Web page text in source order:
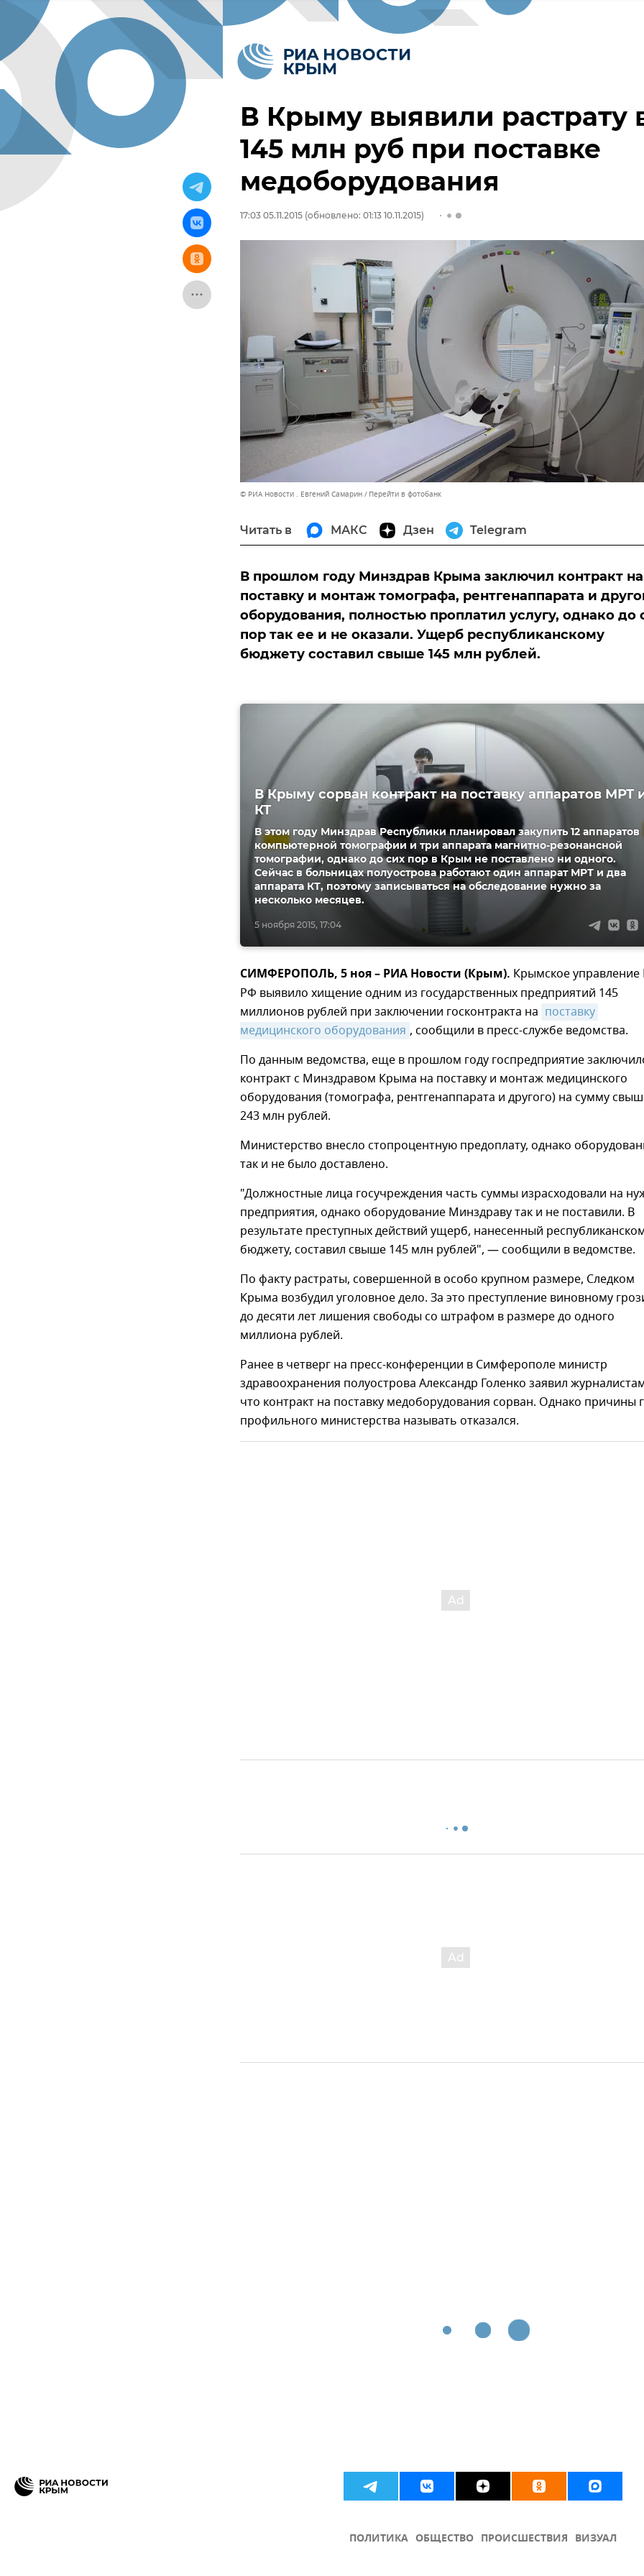
В Крыму выявили растрату
145 млн руб при поставке
медоборудования
17:03 05.11.2015 (обновлено: 01:13 10.11.2015)
© РИА Новости . Евгений Самарин Перейти в фотобанк
Читать в МАКС Дзен Telegram
В прошлом году Минздрав Крыма заключил контракт на
поставку и монтаж томографа, рентгенаппарата и
оборудования, полностью проплатил услугу, однако до
пор так ее и не оказали. Ущерб республиканскому
бюджету составил свыше 145 млн рублей.
5 ноября 2015, 17:04
В Крыму сорван контракт на поставку аппаратов МРТ
КТ
В этом году Минздрав Республики планировал закупить 12 аппаратов
компьютерной томографии и три аппарата магнитно-резонансной
томографии, однако до сих пор в Крым не поставлено ни одного.
Сейчас в больницах полуострова работают один аппарат МРТ и два
аппарата КТ, поэтому записываться на обследование нужно за
несколько месяцев.
СИМФЕРОПОЛЬ, 5 ноя – РИА Новости (Крым). Крымское
РФ выявило хищение одним из государственных предприятий 145
миллионов рублей при заключении госконтракта на поставку
медицинского оборудования , сообщили в пресс-службе ведомства.
По данным ведомства, еще в прошлом году госпредприятие
контракт с Минздравом Крыма на поставку и монтаж медицинского
оборудования (томографа, рентгенаппарата и другого) на сумму
243 млн рублей.
Министерство внесло стопроцентную предоплату, однако
так и не было доставлено.
"Должностные лица госучреждения часть суммы израсходовали на
предприятия, однако оборудование Минздраву так и не поставили. В
результате преступных действий ущерб, нанесенный
бюджету, составил свыше 145 млн рублей", — сообщили в ведомстве.
По факту растраты, совершенной в особо крупном размере, Следком
Крыма возбудил уголовное дело. За это преступление виновному
до десяти лет лишения свободы со штрафом в размере до одного
миллиона рублей.
Ранее в четверг на пресс-конференции в Симферополе министр
здравоохранения полуострова Александр Голенко заявил
что контракт на поставку медоборудования сорван. Однако причины
профильного министерства называть отказался.
ПОЛИТИКА ОБЩЕСТВО ПРОИСШЕСТВИЯ ВИЗУАЛ